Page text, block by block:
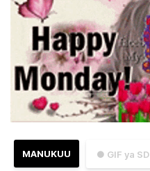
● GIF ya SD
MANUKUU